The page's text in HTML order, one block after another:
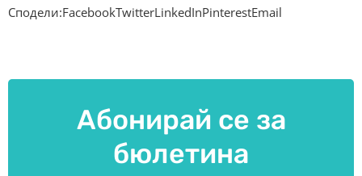
Сподели:FacebookTwitterLinkedInPinterestEmail
Абонирай се за
бюлетина